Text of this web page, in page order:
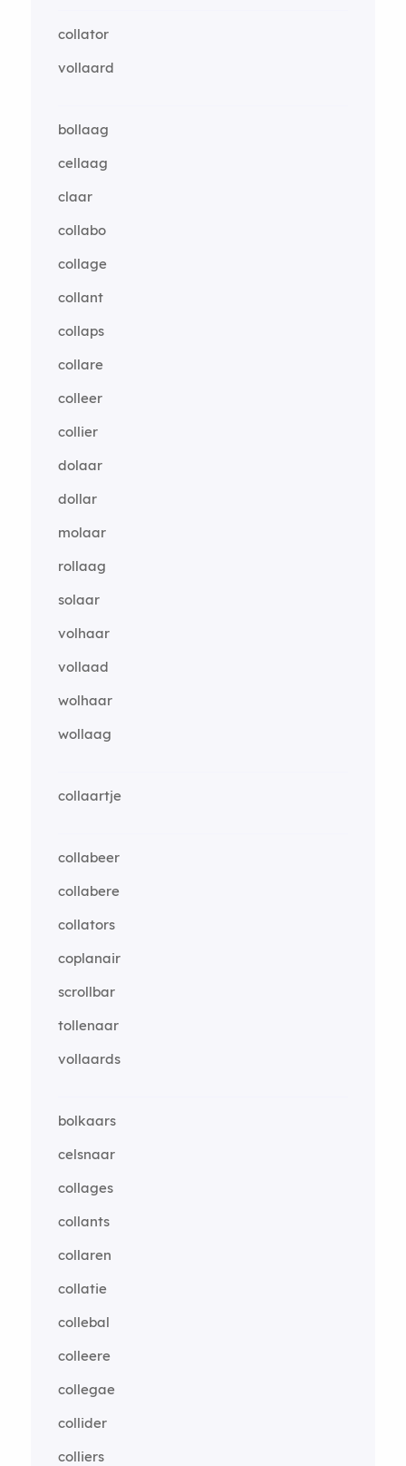
collator
vollaard
bollaag
cellaag
claar
collabo
collage
collant
collaps
collare
colleer
collier
dolaar
dollar
molaar
rollaag
solaar
volhaar
vollaad
wolhaar
wollaag
collaartje
collabeer
collabere
collators
coplanair
scrollbar
tollenaar
vollaards
bolkaars
celsnaar
collages
collants
collaren
collatie
collebal
colleere
collegae
collider
colliers